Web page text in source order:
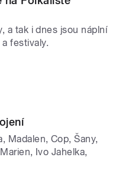
a tak i dnes jsou náplní
festivaly.
Madalen, Cop, Šany,
Ivo Jahelka,